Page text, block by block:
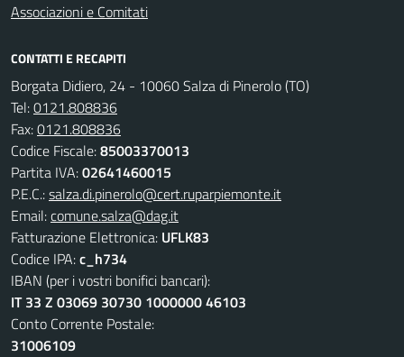
Associazioni e Comitati
CONTATTI E RECAPITI
Borgata Didiero, 24 - 10060 Salza di Pinerolo (TO)
Tel:0121.808836
Fax:0121.808836
Codice Fiscale:85003370013
Partita IVA:02641460015
P.E.C.:salza.di.pinerolo@cert.ruparpiemonte.it
Email:comune.salza@dag.it
Fatturazione Elettronica: UFLK83
Codice IPA:c_h734
IBAN (per i vostri bonifici bancari):
IT 33 Z 03069 30730 1000000 46103
Conto Corrente Postale:
31006109